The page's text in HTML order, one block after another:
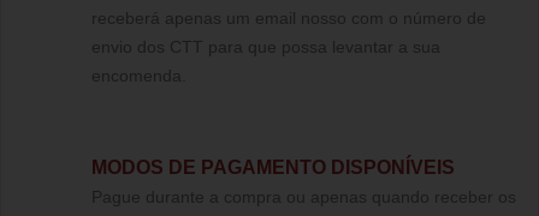
receberá apenas um email nosso com o número de
envio dos CTT para que possa levantar a sua
encomenda.
MODOS DE PAGAMENTO DISPONÍVEIS
Pague durante a compra ou apenas quando receber os